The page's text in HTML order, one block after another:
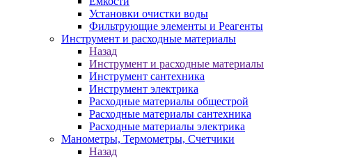
Установки очистки воды
Фильтрующие элементы и Реагенты
Инструмент и расходные материалы
Назад
Инструмент и расходные материалы
Инструмент сантехника
Инструмент электрика
Расходные материалы общестрой
Расходные материалы сантехника
Расходные материалы электрика
Манометры, Термометры, Счетчики
Назад